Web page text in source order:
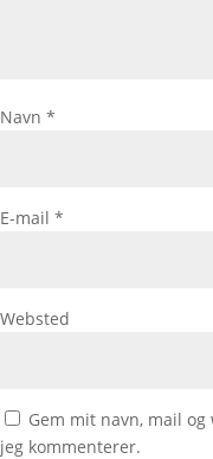
Navn *
E-mail *
Websted
Gem mit navn, mail
jeg kommenterer.